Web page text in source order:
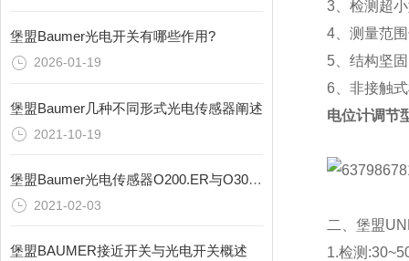
堡盟Baumer光电开关有哪些作用?
2026-01-19
堡盟Baumer几种不同形式光电传感器阐述
2021-10-19
堡盟Baumer光电传感器O200.ER与O300.RL系列介绍
2021-02-03
堡盟BAUMER接近开关与光电开关概述
3、检测超
4、测量范
5、结构坚
6、非接触
电位计调节
二、堡盟
1.检测